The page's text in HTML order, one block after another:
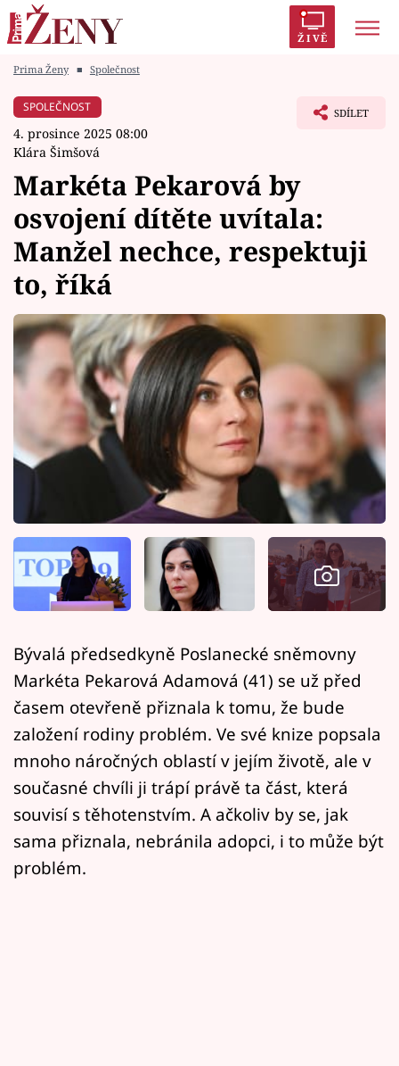
ŽIVĚ
Módní alarm
Témata
Celebrity
Vztahy
Seriály
Horoskopy
Sledujte prima+
Filmový festival Karlovy Vary
Pořady
Mámy sobě
Sledujte nás
Prima Ženy ■ Společnost
SPOLEČNOST
4. prosince 2025 08:00
Klára Šimšová
SDÍLET
Markéta Pekarová by
osvojení dítěte uvítala:
Manžel nechce, respektuji
to, říká
Bývalá předsedkyně Poslanecké sněmovny
Markéta Pekarová Adamová (41) se už před
časem otevřeně přiznala k tomu, že bude
založení rodiny problém. Ve své knize popsala
mnoho náročných oblastí v jejím životě, ale v
současné chvíli ji trápí právě ta část, která
souvisí s těhotenstvím. A ačkoliv by se, jak
sama přiznala, nebránila adopci, i to může být
problém.